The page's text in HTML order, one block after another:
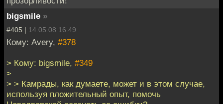
bigsmile »
#405 | 14.05.08 16:49
Кому: Avery, #378
> Кому: bigsmile, #349
>
> > Камрады, как думаете, может и в этом случае,
используя пложительный опыт, помочь